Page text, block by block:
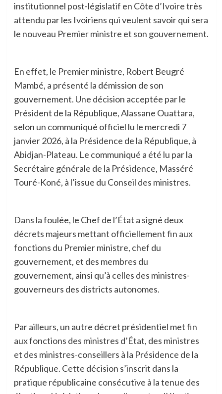
institutionnel post-législatif en Côte d’Ivoire très
attendu par les Ivoiriens qui veulent savoir qui sera
le nouveau Premier ministre et son gouvernement.
En effet, le Premier ministre, Robert Beugré
Mambé, a présenté la démission de son
gouvernement. Une décision acceptée par le
Président de la République, Alassane Ouattara,
selon un communiqué officiel lu le mercredi 7
janvier 2026, à la Présidence de la République, à
Abidjan-Plateau. Le communiqué a été lu par la
Secrétaire générale de la Présidence, Masséré
Touré-Koné, à l’issue du Conseil des ministres.
Dans la foulée, le Chef de l’État a signé deux
décrets majeurs mettant officiellement fin aux
fonctions du Premier ministre, chef du
gouvernement, et des membres du
gouvernement, ainsi qu’à celles des ministres-
gouverneurs des districts autonomes.
Par ailleurs, un autre décret présidentiel met fin
aux fonctions des ministres d’État, des ministres
et des ministres-conseillers à la Présidence de la
République. Cette décision s’inscrit dans la
pratique républicaine consécutive à la tenue des